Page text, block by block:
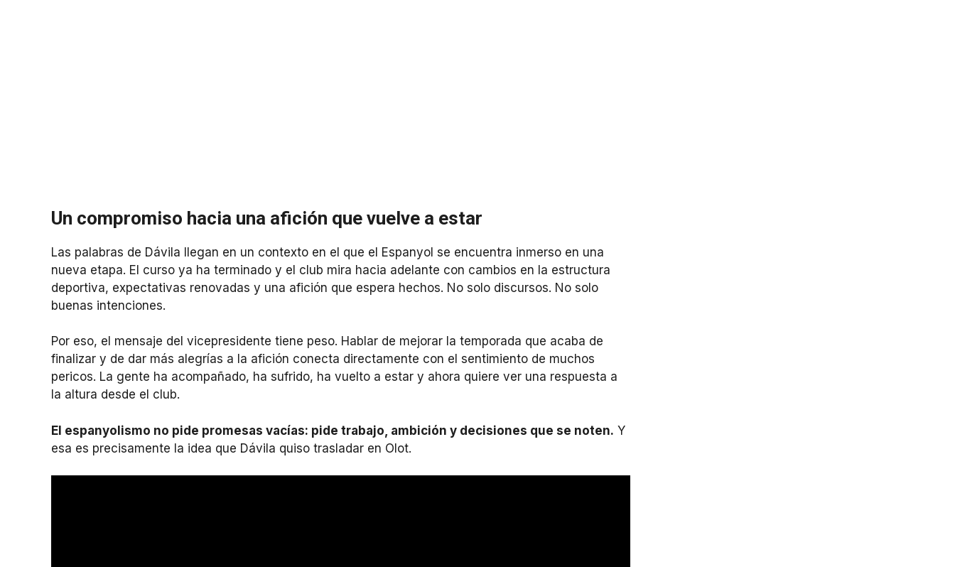
Un compromiso hacia una afición que vuelve a estar
Las palabras de Dávila llegan en un contexto en el que el Espanyol se encuentra inmerso en una
nueva etapa. El curso ya ha terminado y el club mira hacia adelante con cambios en la estructura
deportiva, expectativas renovadas y una afición que espera hechos. No solo discursos. No solo
buenas intenciones.
Por eso, el mensaje del vicepresidente tiene peso. Hablar de mejorar la temporada que acaba de
finalizar y de dar más alegrías a la afición conecta directamente con el sentimiento de muchos
pericos. La gente ha acompañado, ha sufrido, ha vuelto a estar y ahora quiere ver una respuesta a
la altura desde el club.
El espanyolismo no pide promesas vacías: pide trabajo, ambición y decisiones que se noten. Y
esa es precisamente la idea que Dávila quiso trasladar en Olot.